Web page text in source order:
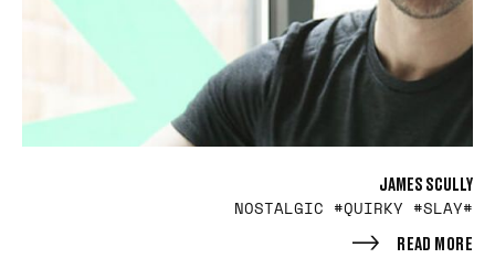
JAMES SCULLY
#NOSTALGIC #QUIRKY #SLAY
READ MORE